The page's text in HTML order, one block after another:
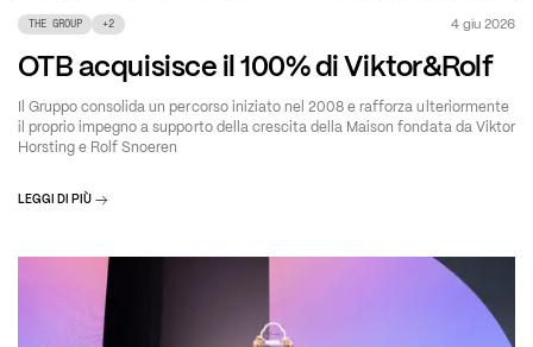
THE GROUP +2 4 giu 2026
OTB acquisisce il 100% di Viktor&Rolf
Il Gruppo consolida un percorso iniziato nel 2008 e rafforza ulteriormente
il proprio impegno a supporto della crescita della Maison fondata da Viktor
Horsting e Rolf Snoeren
LEGGI DI PIÙ